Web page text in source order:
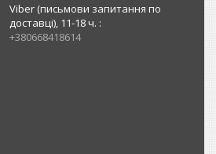
Viber (письмови запитання по
доставці), 11-18 ч.
+380668418614